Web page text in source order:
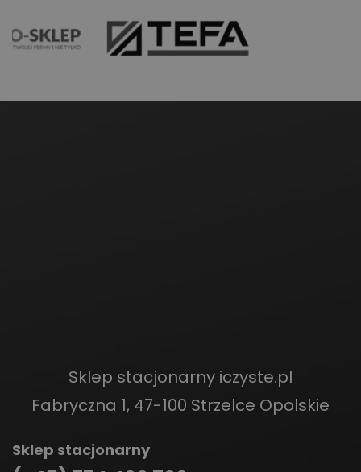
Sklep stacjonarny iczyste.pl
Fabryczna 1, 47-100 Strzelce Opolskie
Sklep stacjonarny